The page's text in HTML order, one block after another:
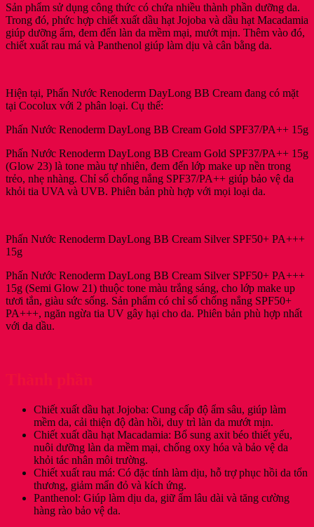
BB
Cream
Cushion
Gold
Chính
Hãng]
số
lượng
Sản phẩm sử dụng công thức có chứa nhiều thành phần dưỡng da.
Trong đó, phức hợp chiết xuất dầu hạt Jojoba và dầu hạt Macadamia
giúp dưỡng ẩm, đem đến làn da mềm mại, mướt mịn. Thêm vào đó,
chiết xuất rau má và Panthenol giúp làm dịu và cân bằng da.
Hiện tại, Phấn Nước Renoderm DayLong BB Cream đang có mặt
tại Cocolux với 2 phân loại. Cụ thể:
Phấn Nước Renoderm DayLong BB Cream Gold SPF37/PA++ 15g
Phấn Nước Renoderm DayLong BB Cream Gold SPF37/PA++ 15g
(Glow 23) là tone màu tự nhiên, đem đến lớp make up nền trong
trẻo, nhẹ nhàng. Chỉ số chống nắng SPF37/PA++ giúp bảo vệ da
khỏi tia UVA và UVB. Phiên bản phù hợp với mọi loại da.
Phấn Nước Renoderm DayLong BB Cream Silver SPF50+ PA+++
15g
Phấn Nước Renoderm DayLong BB Cream Silver SPF50+ PA+++
15g (Semi Glow 21) thuộc tone màu trắng sáng, cho lớp make up
tươi tắn, giàu sức sống. Sản phẩm có chỉ số chống nắng SPF50+
PA+++, ngăn ngừa tia UV gây hại cho da. Phiên bản phù hợp nhất
với da dầu.
Chiết xuất dầu hạt Jojoba: Cung cấp độ ẩm sâu, giúp làm
mềm da, cải thiện độ đàn hồi, duy trì làn da mướt mịn.
Chiết xuất dầu hạt Macadamia: Bổ sung axit béo thiết yếu,
nuôi dưỡng làn da mềm mại, chống oxy hóa và bảo vệ da
khỏi tác nhân môi trường.
Chiết xuất rau má: Có đặc tính làm dịu, hỗ trợ phục hồi da tổn
thương, giảm mẩn đỏ và kích ứng.
Panthenol: Giúp làm dịu da, giữ ẩm lâu dài và tăng cường
hàng rào bảo vệ da.